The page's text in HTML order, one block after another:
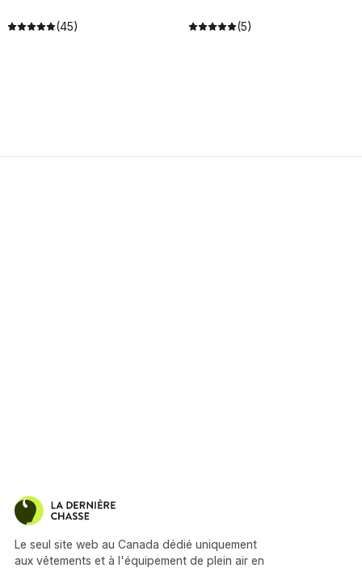
(45) (5)
Le seul site web au Canada dédié uniquement
aux vêtements et à l'équipement de plein air en